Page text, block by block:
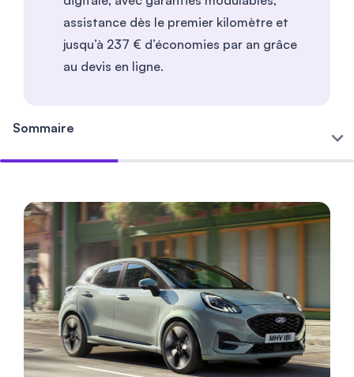
assistance dès le premier kilomètre et
jusqu’à 237 € d’économies par an grâce
au devis en ligne.
Sommaire